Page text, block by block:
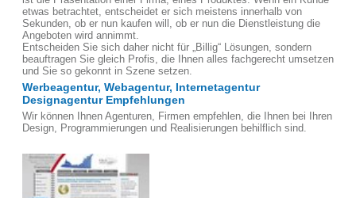
etwas betrachtet, entscheidet er sich meistens innerhalb von
Sekunden, ob er nun kaufen will, ob er nun die Dienstleistung die
Angeboten wird annimmt.
Entscheiden Sie sich daher nicht für „Billig“ Lösungen, sondern
beauftragen Sie gleich Profis, die Ihnen alles fachgerecht umsetzen
und Sie so gekonnt in Szene setzen.
Werbeagentur, Webagentur, Internetagentur
Designagentur Empfehlungen
Wir können Ihnen Agenturen, Firmen empfehlen, die Ihnen bei Ihren
Design, Programmierungen und Realisierungen behilflich sind.